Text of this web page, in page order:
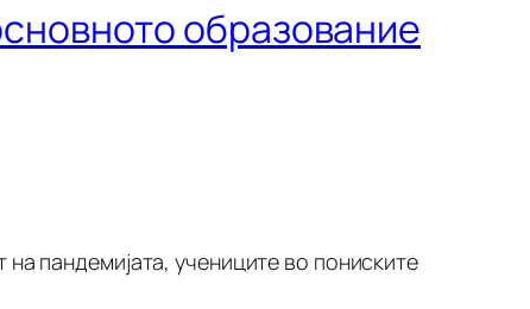
образование
пандемијата, учениците во пониските